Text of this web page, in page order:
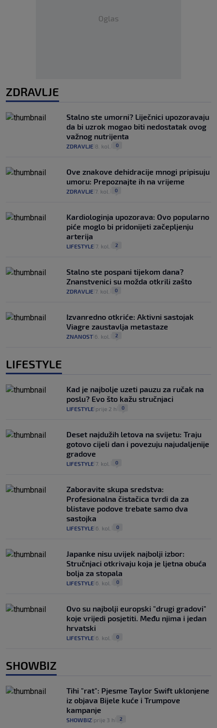
Oglas
ZDRAVLJE
Stalno ste umorni? Liječnici upozoravaju
da bi uzrok mogao biti nedostatak ovog
važnog nutrijenta
ZDRAVLJE 8. kol. 0
Ove znakove dehidracije mnogi pripisuju
umoru: Prepoznajte ih na vrijeme
ZDRAVLJE 7. kol. 0
Kardiologinja upozorava: Ovo popularno
piće moglo bi pridonijeti začepljenju
arterija
LIFESTYLE 7. kol. 2
Stalno ste pospani tijekom dana?
Znanstvenici su možda otkrili zašto
ZDRAVLJE 7. kol. 0
Izvanredno otkriće: Aktivni sastojak
Viagre zaustavlja metastaze
ZNANOST 6. kol. 2
LIFESTYLE
Kad je najbolje uzeti pauzu za ručak na
poslu? Evo što kažu stručnjaci
LIFESTYLE prije 2 h 0
Deset najdužih letova na svijetu: Traju
gotovo cijeli dan i povezuju najudaljenije
gradove
LIFESTYLE 7. kol. 0
Zaboravite skupa sredstva:
Profesionalna čistačica tvrdi da za
blistave podove trebate samo dva
sastojka
LIFESTYLE 6. kol. 0
Japanke nisu uvijek najbolji izbor:
Stručnjaci otkrivaju koja je ljetna obuća
bolja za stopala
LIFESTYLE 6. kol. 0
Ovo su najbolji europski "drugi gradovi"
koje vrijedi posjetiti. Među njima i jedan
hrvatski
LIFESTYLE 6. kol. 0
SHOWBIZ
Tihi "rat": Pjesme Taylor Swift uklonjene
iz objava Bijele kuće i Trumpove
kampanje
SHOWBIZ prije 3 h 2